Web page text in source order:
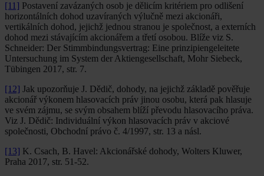
[11] Postavení zavázaných osob je dělicím kritériem pro odlišení
horizontálních dohod uzavíraných výlučně mezi akcionáři,
vertikálních dohod, jejichž jednou stranou je společnost, a externích
dohod mezi stávajícím akcionářem a třetí osobou. Blíže viz S.
Schneider: Der Stimmbindungsvertrag: Eine prinzipiengeleitete
Untersuchung im System der Aktiengesellschaft, Mohr Siebeck,
Tübingen 2017, str. 7.
[12] Jak upozorňuje J. Dědič, dohody, na jejichž základě pověřuje
akcionář výkonem hlasovacích práv jinou osobu, která pak hlasuje
ve svém zájmu, se svým obsahem blíží převodu hlasovacího práva.
Viz J. Dědič: Individuální výkon hlasovacích práv v akciové
společnosti, Obchodní právo č. 4/1997, str. 13 a násl.
[13] K. Csach, B. Havel: Akcionářské dohody, Wolters Kluwer,
Praha 2017, str. 51-52.